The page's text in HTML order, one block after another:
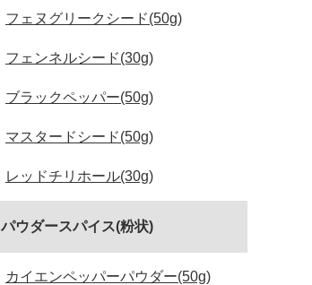
フェヌグリークシード(50g)
フェンネルシード(30g)
ブラックペッパー(50g)
マスタードシード(50g)
レッドチリホール(30g)
パウダースパイス(粉状)
カイエンペッパーパウダー(50g)